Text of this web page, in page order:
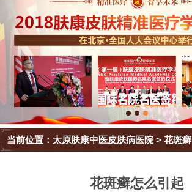
当前位置： 太原肤康中医皮肤病医院>花斑癣
花斑癣怎么引起